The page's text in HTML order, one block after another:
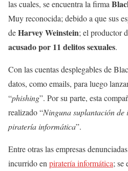
las cuales, se encuentra la firma
Muy reconocida; debido a que sus
deHarvey Weinstein; el productor
acusado por 11 delitos sexuales.
Con las cuentas desplegables de
datos, como emails, para luego
“phishing”. Por su parte, esta
realizado “Ninguna suplantación de
piratería informática”.
Entre otras las empresas
incurrido enpiratería informática; se